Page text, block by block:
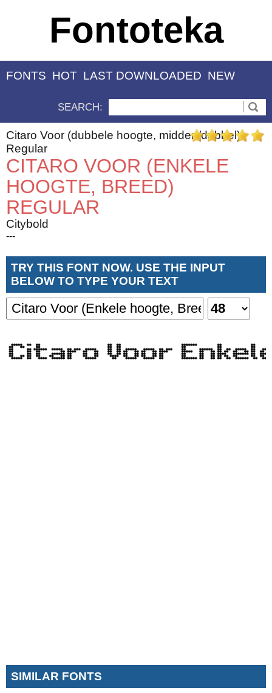
Fontoteka
FONTS HOT LAST DOWNLOADED NEW
SEARCH:
Citaro Voor (dubbele hoogte, midden/dubbel)
Regular
CITARO VOOR (ENKELE
HOOGTE, BREED)
REGULAR
Citybold
---
TRY THIS FONT NOW. USE THE INPUT
BELOW TO TYPE YOUR TEXT
SIMILAR FONTS